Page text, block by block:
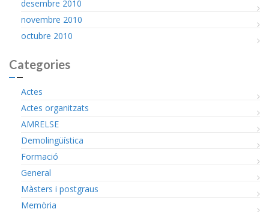
desembre 2010
novembre 2010
octubre 2010
Categories
Actes
Actes organitzats
AMRELSE
Demolingüística
Formació
General
Màsters i postgraus
Memòria